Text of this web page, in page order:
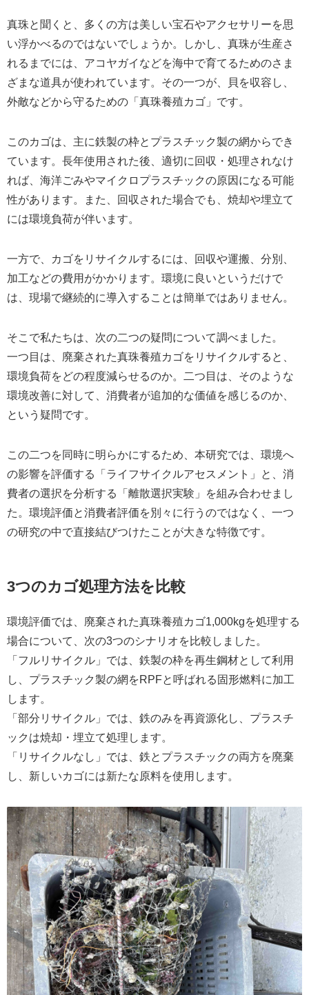
真珠と聞くと、多くの方は美しい宝石やアクセサリーを思
い浮かべるのではないでしょうか。しかし、真珠が生産さ
れるまでには、アコヤガイなどを海中で育てるためのさま
ざまな道具が使われています。その一つが、貝を収容し、
外敵などから守るための「真珠養殖カゴ」です。
このカゴは、主に鉄製の枠とプラスチック製の網からでき
ています。長年使用された後、適切に回収・処理されなけ
れば、海洋ごみやマイクロプラスチックの原因になる可能
性があります。また、回収された場合でも、焼却や埋立て
には環境負荷が伴います。
一方で、カゴをリサイクルするには、回収や運搬、分別、
加工などの費用がかかります。環境に良いというだけで
は、現場で継続的に導入することは簡単ではありません。
そこで私たちは、次の二つの疑問について調べました。
一つ目は、廃棄された真珠養殖カゴをリサイクルすると、
環境負荷をどの程度減らせるのか。二つ目は、そのような
環境改善に対して、消費者が追加的な価値を感じるのか、
という疑問です。
この二つを同時に明らかにするため、本研究では、環境へ
の影響を評価する「ライフサイクルアセスメント」と、消
費者の選択を分析する「離散選択実験」を組み合わせまし
た。環境評価と消費者評価を別々に行うのではなく、一つ
の研究の中で直接結びつけたことが大きな特徴です。
3つのカゴ処理方法を比較
環境評価では、廃棄された真珠養殖カゴ1,000kgを処理する
場合について、次の3つのシナリオを比較しました。
「フルリサイクル」では、鉄製の枠を再生鋼材として利用
し、プラスチック製の網をRPFと呼ばれる固形燃料に加工
します。
「部分リサイクル」では、鉄のみを再資源化し、プラスチ
ックは焼却・埋立て処理します。
「リサイクルなし」では、鉄とプラスチックの両方を廃棄
し、新しいカゴには新たな原料を使用します。